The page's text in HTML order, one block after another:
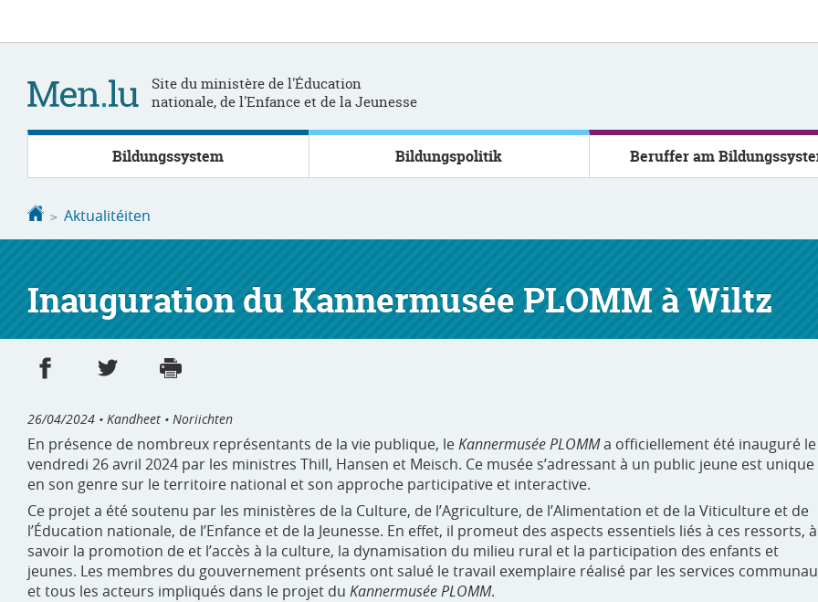
Site du ministère de l'Éducation
nationale, de l'Enfance et de la Jeunesse
Bildungssystem Bildungspolitik Beruffer am
Startsäit
Aktualitéiten
Inauguration du Kannermusée PLOMM à Wiltz
Partager sur Facebook
Partager sur Twitter
26/04/2024 • Kandheet • Noriichten
En présence de nombreux représentants de la vie publique, leKannermusée PLOMMa officiellement été inauguré le
vendredi 26 avril 2024 par les ministres Thill, Hansen et Meisch. Ce musée s’adressant à un public jeune est unique
en son genre sur le territoire national et son approche participative et interactive.
Ce projet a été soutenu par les ministères de la Culture, de l’Agriculture, de l’Alimentation et de la Viticulture et de
l’Éducation nationale, de l’Enfance et de la Jeunesse. En effet, il promeut des aspects essentiels liés à ces ressorts, à
savoir la promotion de et l’accès à la culture, la dynamisation du milieu rural et la participation des enfants et
jeunes. Les membres du gouvernement présents ont salué le travail exemplaire réalisé par les services
et tous les acteurs impliqués dans le projet du Kannermusée PLOMM.